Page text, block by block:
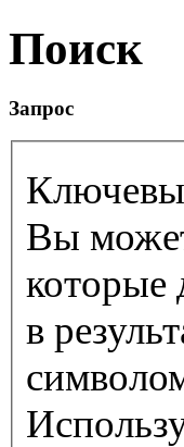
Поиск
Запрос
Вы
которые
в